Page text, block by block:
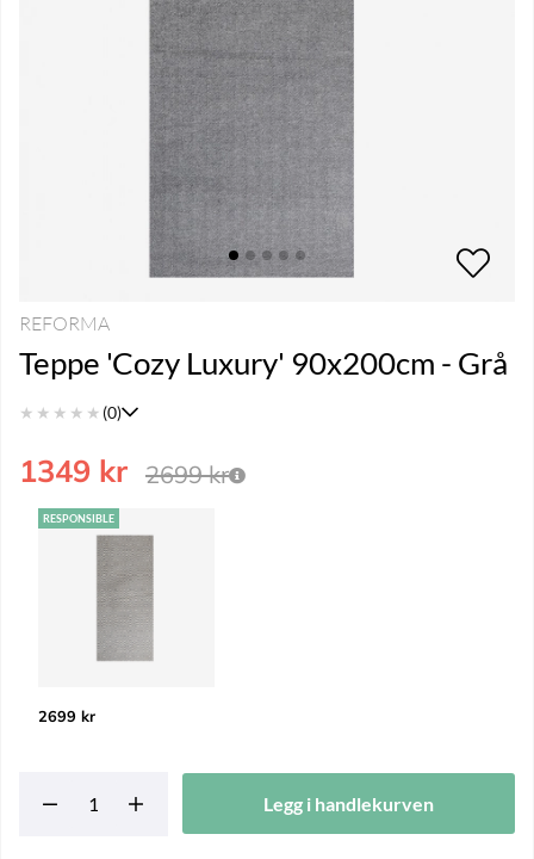
REFORMA
Teppe 'Cozy Luxury' 90x200cm - Grå
★ ★ ★ ★ ★ (0)
2699kr
1349 kr
RESPONSIBLE
2699 kr
Legg i handlekurven